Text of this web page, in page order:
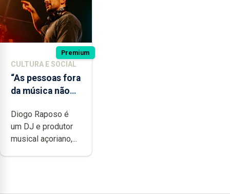
Premium
CULTURA E SOCIAL
“As pessoas fora
da música não
quão difícil é
produzir uma
música”
Diogo Raposo é
um DJ e produtor
musical açoriano,...